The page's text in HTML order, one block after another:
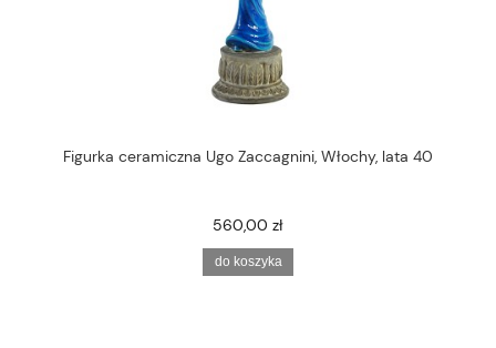
Figurka ceramiczna Ugo Zaccagnini, Włochy, lata 40
560,00 zł
do koszyka